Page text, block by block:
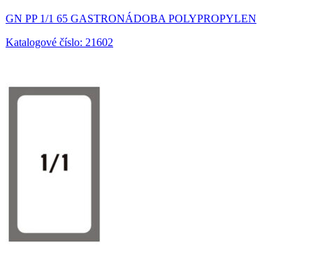
GN PP 1/1 65 GASTRONÁDOBA POLYPROPYLEN
Katalogové číslo: 21602